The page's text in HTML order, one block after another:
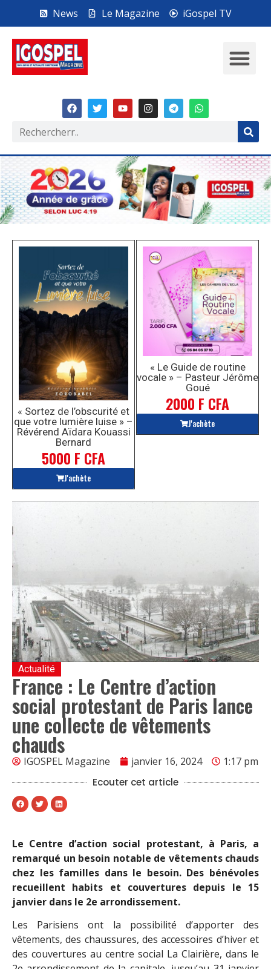
News Le Magazine iGospel TV
« Sortez de l’obscurité et
que votre lumière luise » –
Révérend Aïdara Kouassi
Bernard
5000 F CFA
J'achète
« Le Guide de routine
vocale » – Pasteur Jérôme
Goué
2000 F CFA
J'achète
Actualité
France : Le Centre d’action
social protestant de Paris lance
une collecte de vêtements
chauds
IGOSPEL Magazine janvier 16, 2024 1:17 pm
Ecouter cet article
Le Centre d’action social protestant, à Paris, a
remarqué un besoin notable de vêtements chauds
chez les familles dans le besoin. Des bénévoles
recueillent habits et couvertures depuis le 15
janvier dans le 2e arrondissement.
Les Parisiens ont la possibilité d’apporter des
vêtements, des chaussures, des accessoires d’hiver et
des couvertures au centre social La Clairière, dans le